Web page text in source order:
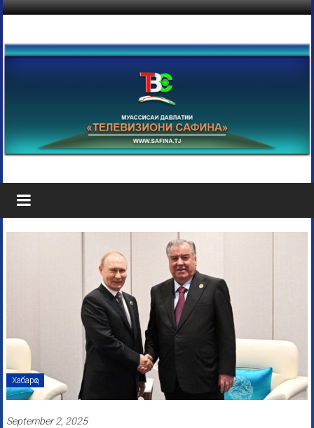
Хабарҳо
September 2, 2025